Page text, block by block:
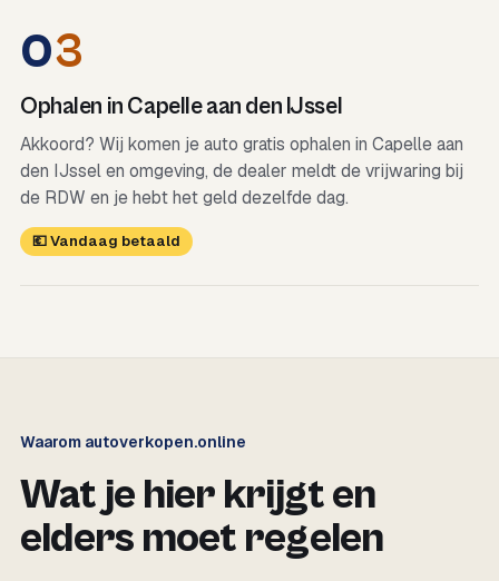
03
Ophalen in Capelle aan den IJssel
Akkoord? Wij komen je auto gratis ophalen in Capelle aan
den IJssel en omgeving, de dealer meldt de vrijwaring bij
de RDW en je hebt het geld dezelfde dag.
💶 Vandaag betaald
Waarom autoverkopen.online
Wat je hier krijgt en
elders moet regelen